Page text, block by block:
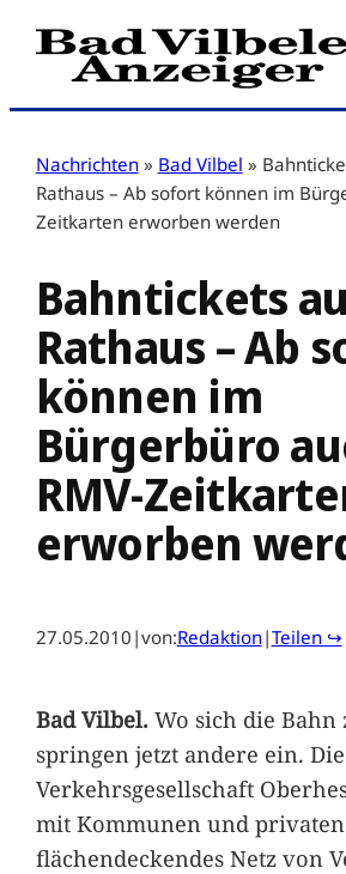
Zum
Inhalt
Nachrichten » Bad Vilbel »
Rathaus – Ab sofort können im
Zeitkarten erworben werden
Bahntickets
Rathaus – Ab
können im
Bürgerbüro
RMV-
erworben
27.05.2010 |von:Redaktion|Teilen ↪
Bad Vilbel.Wo sich die Bahn
springen jetzt andere ein. Die
Verkehrsgesellschaft
mit Kommunen und
flächendeckendes Netz von